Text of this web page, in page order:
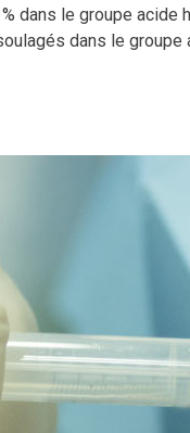
dans le groupe acide
dans le groupe